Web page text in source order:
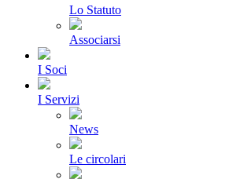
Lo Statuto
Associarsi
I Soci
I Servizi
News
Le circolari